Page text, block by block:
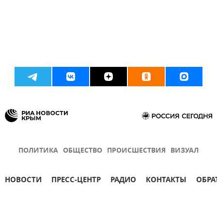
ПОЛИТИКА ОБЩЕСТВО ПРОИСШЕСТВИЯ ВИЗУАЛ
НОВОСТИ ПРЕСС-ЦЕНТР РАДИО КОНТАКТЫ